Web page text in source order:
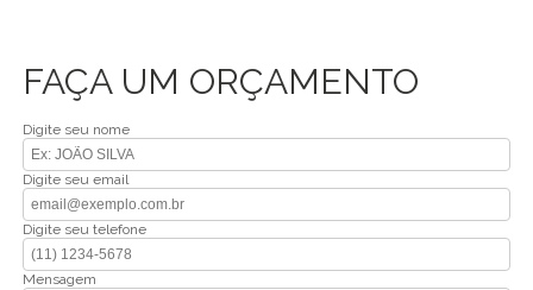
FAÇA UM ORÇAMENTO
Digite seu nome
Digite seu email
Digite seu telefone
Mensagem